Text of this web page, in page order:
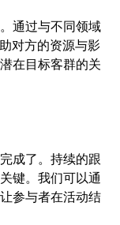
通过与不同领域
对方的资源与影
在目标客群的关
成了。持续的跟
键。我们可以通
参与者在活动结